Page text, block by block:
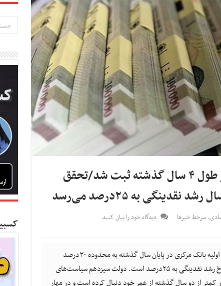
کمترین نرخ رشد نقدینگی در طول ۴ سال گذشته ثبت شد/تحقق
به ۲۵درصد می‌رسد
,سرخط خبرها
دیدگاه خود را بیان کنید
کسب و کار نیوز- رشد نقدینگی بر اساس برآورد اولیه بانک مرکزی در پایان سال گذشته به محدوده ۳۰درصد
رسید، اما برنامه دولت برای سال ۱۴۰۲ کاهش نرخ رشد نقدینگی به ۲۵درصد است. دولت سیزدهم سیاست‌های
کمتر از دو سال گذشته از عمر خود دنبال کرده است و در مهار